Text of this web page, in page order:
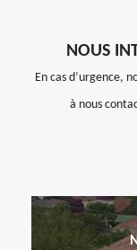
NOUS
En cas d’urgence,
à nous